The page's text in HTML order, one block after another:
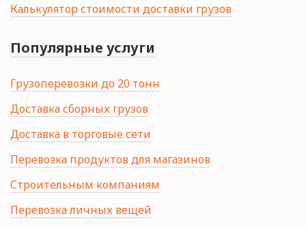
Калькулятор стоимости доставки грузов
Популярные услуги
Грузоперевозки до 20 тонн
Доставка сборных грузов
Доставка в торговые сети
Перевозка продуктов для магазинов
Строительным компаниям
Перевозка личных вещей